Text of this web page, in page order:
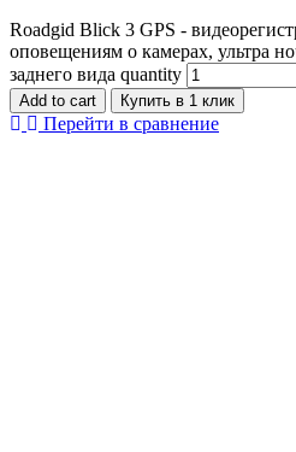
Roadgid Blick 3 GPS -
оповещениям о камерах, ультра
заднего вида quantity
Add to cart Купить в 1 клик
Перейти в сравнение